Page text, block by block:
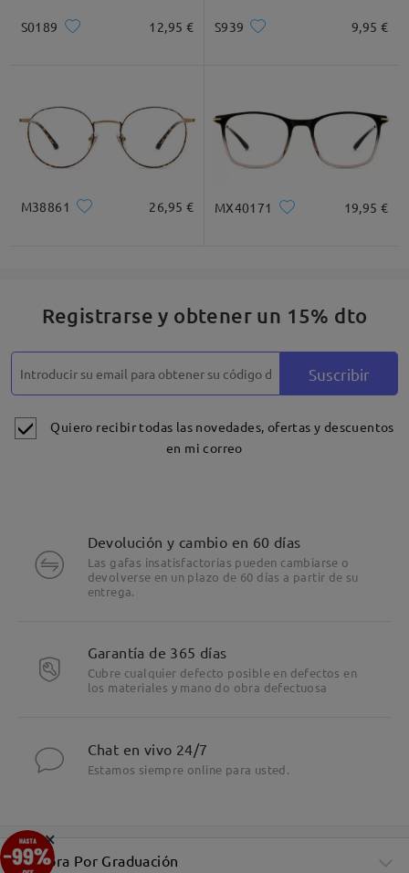
S0189 12,95 € S939 9,95 €
M38861 26,95 € MX40171 19,95 €
Registrarse y obtener un 15% dto
Suscribir
Quiero recibir todas las novedades, ofertas y descuentos
en mi correo
Devolución y cambio en 60 días
Las gafas insatisfactorias pueden cambiarse o
devolverse en un plazo de 60 días a partir de su
entrega.
Garantía de 365 días
Cubre cualquier defecto posible en defectos en
los materiales y mano do obra defectuosa
Chat en vivo 24/7
Estamos siempre online para usted.
Compra Por Graduación
×